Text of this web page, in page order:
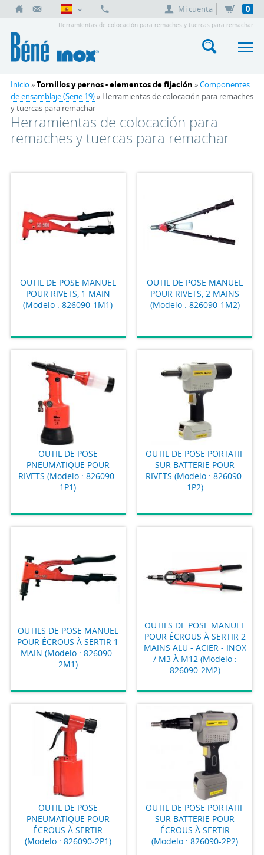
Mi cuenta 0
Herramientas de colocación para remaches y tuercas para remachar
Inicio »Tornillos y pernos - elementos de fijación »Componentes
de ensamblaje (Serie 19)» Herramientas de colocación para remaches
y tuercas para remachar
Herramientas de colocación para
remaches y tuercas para remachar
OUTIL DE POSE MANUEL
POUR RIVETS, 1 MAIN
(Modelo : 826090-1M1)
OUTIL DE POSE MANUEL
POUR RIVETS, 2 MAINS
(Modelo : 826090-1M2)
OUTIL DE POSE
PNEUMATIQUE POUR
RIVETS (Modelo : 826090-
1P1)
OUTIL DE POSE PORTATIF
SUR BATTERIE POUR
RIVETS (Modelo : 826090-
1P2)
OUTILS DE POSE MANUEL
POUR ÉCROUS À SERTIR 1
MAIN (Modelo : 826090-
2M1)
OUTILS DE POSE MANUEL
POUR ÉCROUS À SERTIR 2
MAINS ALU - ACIER - INOX
/ M3 À M12 (Modelo :
826090-2M2)
OUTIL DE POSE
PNEUMATIQUE POUR
ÉCROUS À SERTIR
(Modelo : 826090-2P1)
OUTIL DE POSE PORTATIF
SUR BATTERIE POUR
ÉCROUS À SERTIR
(Modelo : 826090-2P2)